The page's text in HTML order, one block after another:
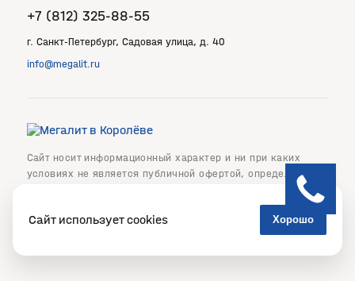
Сайт использует cookies Хорошо
+7 (812) 325‐88‐55
г. Санкт‐Петербург, Садовая улица, д. 40
info@megalit.ru
Сайт носит информационный характер и ни при каких
условиях не является публичной офертой, определяемой
Российской Федерации. Возможны изменения в проекте.
Политика персональных данных